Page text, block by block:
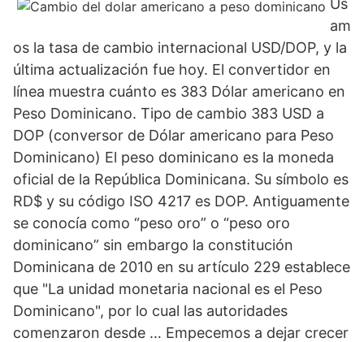
Us
am
os la tasa de cambio internacional USD/DOP, y la
última actualización fue hoy. El convertidor en
línea muestra cuánto es 383 Dólar americano en
Peso Dominicano. Tipo de cambio 383 USD a
DOP (conversor de Dólar americano para Peso
Dominicano) El peso dominicano es la moneda
oficial de la República Dominicana. Su símbolo es
RD$ y su código ISO 4217 es DOP. Antiguamente
se conocía como “peso oro” o “peso oro
dominicano” sin embargo la constitución
Dominicana de 2010 en su artículo 229 establece
que "La unidad monetaria nacional es el Peso
Dominicano", por lo cual las autoridades
comenzaron desde … Empecemos a dejar crecer